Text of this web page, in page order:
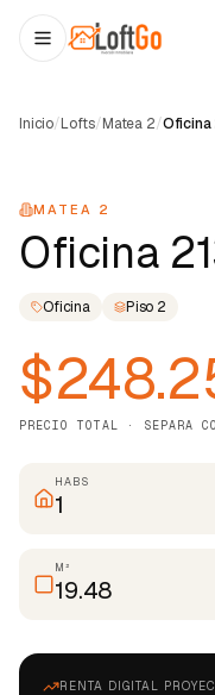
Inicio/Lofts/Matea 2/Oficina
1 / 22
MATEA 2
Oficina
Oficina Piso 2
PRECIO TOTAL · SEPARA
HABS
1
M²
19.48
RENTA DIGITAL